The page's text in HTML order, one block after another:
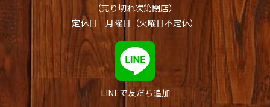
（売り切れ次第閉店）
定休日 月曜日（火曜日不定休）
LINEで友だち追加